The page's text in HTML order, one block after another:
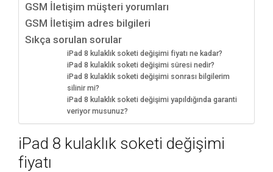
GSM İletişim müşteri yorumları
GSM İletişim adres bilgileri
Sıkça sorulan sorular
iPad 8 kulaklık soketi değişimi fiyatı ne kadar?
iPad 8 kulaklık soketi değişimi süresi nedir?
iPad 8 kulaklık soketi değişimi sonrası bilgilerim
silinir mi?
iPad 8 kulaklık soketi değişimi yapıldığında garanti
veriyor musunuz?
iPad 8 kulaklık soketi değişimi
fiyatı